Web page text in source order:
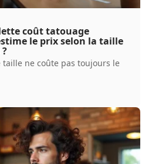
coût tatouage
le prix selon la taille
taille ne coûte pas toujours le